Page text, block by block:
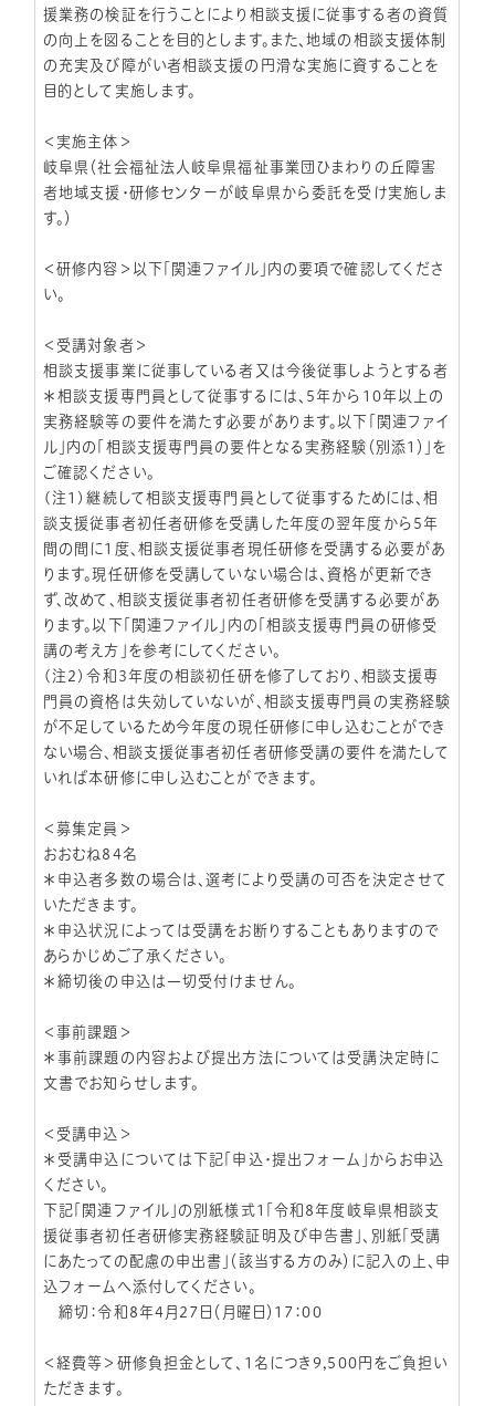
援業務の検証を行うことにより相談支援に従事する者の資質
の向上を図ることを目的とします。また、地域の相談支援体制
の充実及び障がい者相談支援の円滑な実施に資することを
目的として実施します。
＜実施主体＞
岐阜県（社会福祉法人岐阜県福祉事業団ひまわりの丘障害
者地域支援・研修センターが岐阜県から委託を受け実施しま
す。）
＜研修内容＞以下「関連ファイル」内の要項で確認してくださ
い。
＜受講対象者＞
相談支援事業に従事している者又は今後従事しようとする者
＊相談支援専門員として従事するには、5年から10年以上の
実務経験等の要件を満たす必要があります。以下「関連ファイ
ル」内の「相談支援専門員の要件となる実務経験（別添1）」を
ご確認ください。
(注1)継続して相談支援専門員として従事するためには、相
談支援従事者初任者研修を受講した年度の翌年度から5年
間の間に1度、相談支援従事者現任研修を受講する必要があ
ります。現任研修を受講していない場合は、資格が更新でき
ず、改めて、相談支援従事者初任者研修を受講する必要があ
ります。以下「関連ファイル」内の「相談支援専門員の研修受
講の考え方」を参考にしてください。
(注2)令和3年度の相談初任研を修了しており、相談支援専
門員の資格は失効していないが、相談支援専門員の実務経験
が不足しているため今年度の現任研修に申し込むことができ
ない場合、相談支援従事者初任者研修受講の要件を満たして
いれば本研修に申し込むことができます。
＜募集定員＞
おおむね84名
＊申込者多数の場合は、選考により受講の可否を決定させて
いただきます。
＊申込状況によっては受講をお断りすることもありますので
あらかじめご了承ください。
＊締切後の申込は一切受付けません。
＜事前課題＞
＊事前課題の内容および提出方法については受講決定時に
文書でお知らせします。
＜受講申込＞
＊受講申込については下記「申込・提出フォーム」からお申込
ください。
下記「関連ファイル」の別紙様式1「令和8年度岐阜県相談支
援従事者初任者研修実務経験証明及び申告書」、別紙「受講
にあたっての配慮の申出書」（該当する方のみ）に記入の上、申
込フォームへ添付してください。
締切：令和8年4月27日（月曜日）17：00
＜経費等＞研修負担金として、1名につき9,500円をご負担い
ただきます。